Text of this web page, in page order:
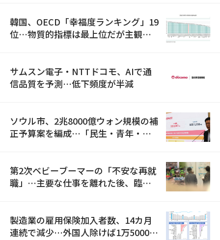
韓国、OECD「幸福度ランキング」19
位…物質的指標は最上位だが主観的
サムスン電子・NTTドコモ、AIで通
信品質を予測…低下頻度が半減
ソウル市、2兆8000億ウォン規模の補
正予算案を編成…「民生・青年・安
第2次ベビーブーマーの「不安な再就
職」…主要な仕事を離れた後、臨時
製造業の雇用保険加入者数、14カ月
連続で減少…外国人除けば1万5000人